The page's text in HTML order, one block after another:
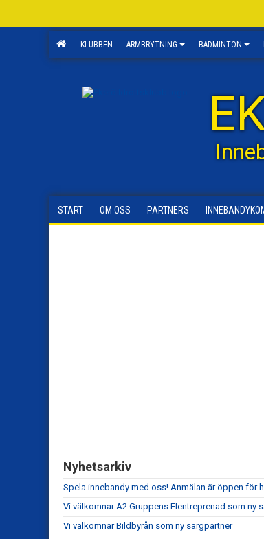
KLUBBEN ARMBRYTNING BADMINTON
START OM OSS PARTNERS
Nyhetsarkiv
Spela innebandy med oss! Anmälan är öppen för
Vi välkomnar A2 Gruppens Elentreprenad som ny
Vi välkomnar Bildbyrån som ny sargpartner